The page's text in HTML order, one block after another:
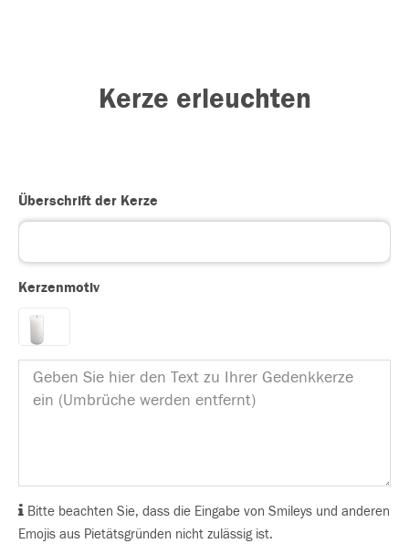
Kerze erleuchten
Überschrift der Kerze
Kerzenmotiv
Bitte beachten Sie, dass die Eingabe von Smileys und anderen
Emojis aus Pietätsgründen nicht zulässig ist.